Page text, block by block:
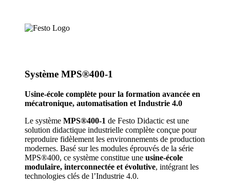
Système MPS®400-1
Usine-école complète pour la formation avancée en
mécatronique, automatisation et Industrie 4.0
Le système MPS®400-1 de Festo Didactic est une
solution didactique industrielle complète conçue pour
reproduire fidèlement les environnements de production
modernes. Basé sur les modules éprouvés de la série
MPS®400, ce système constitue une usine-école
modulaire, interconnectée et évolutive, intégrant les
technologies clés de l’Industrie 4.0.